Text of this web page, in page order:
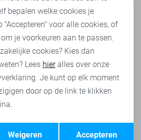
109,99
Opslaan
bepalen welke cookies je
"Accepteren" voor alle cookies, of
je voorkeuren aan te passen.
cookies? Kies dan
Lees hieralles over onze
Je kunt op elk moment
door op de link te klikken
Accepteren
Weigeren